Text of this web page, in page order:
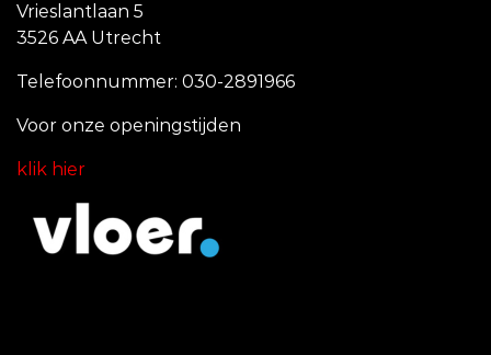
Vrieslantlaan 5
3526 AA Utrecht
Telefoonnummer: 030-2891966
Voor onze openingstijden
klik hier